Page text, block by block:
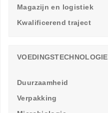
Magazijn en logistiek
Kwalificerend traject
VOEDINGSTECHNOLOGIE
Duurzaamheid
Verpakking